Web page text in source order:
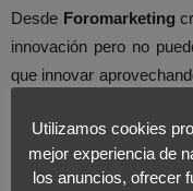
Desde Foromarketing
innovación pero no
que innovar
Esta diversificación es
para podercompetircon
Utilizamos cookies
mejor experiencia de
los anuncios, ofrecer